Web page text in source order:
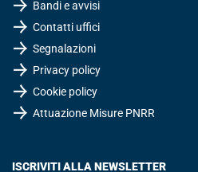
Bandi e avvisi
Contatti uffici
Segnalazioni
Privacy policy
Cookie policy
Attuazione Misure PNRR
ISCRIVITI ALLA NEWSLETTER